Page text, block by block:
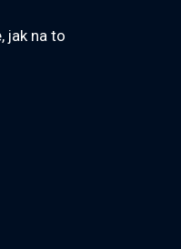
jak na to